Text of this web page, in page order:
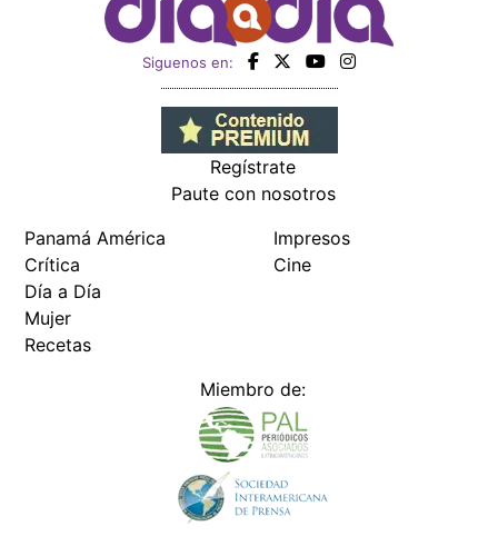
Siguenos en:
Regístrate
Paute con nosotros
Panamá América
Crítica
Día a Día
Mujer
Recetas
Impresos
Cine
Miembro de: